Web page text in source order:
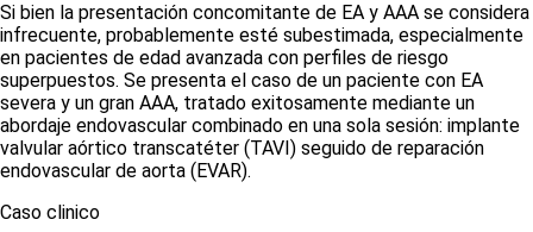
Si bien la presentación concomitante de EA y AAA se considera
infrecuente, probablemente esté subestimada, especialmente
en pacientes de edad avanzada con perfiles de riesgo
superpuestos. Se presenta el caso de un paciente con EA
severa y un gran AAA, tratado exitosamente mediante un
abordaje endovascular combinado en una sola sesión: implante
valvular aórtico transcatéter (TAVI) seguido de reparación
endovascular de aorta (EVAR).
Caso clinico